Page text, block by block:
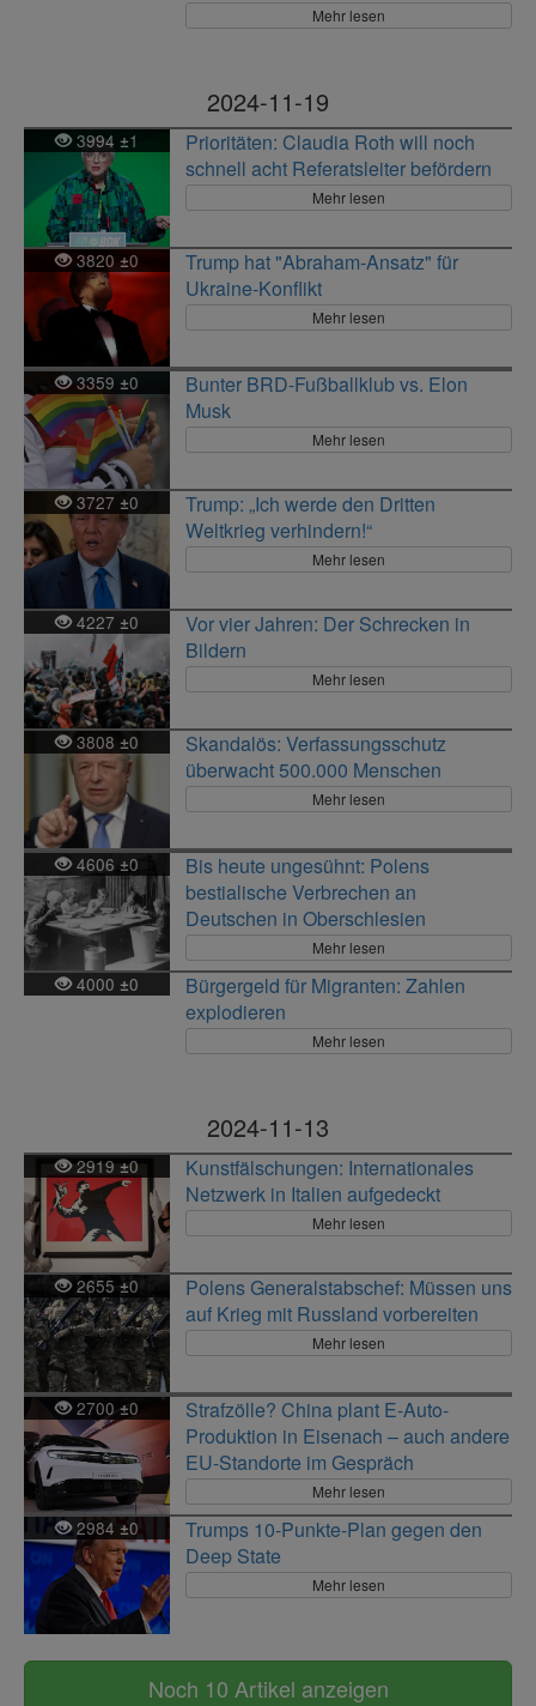
Mehr lesen
2024-11-19
3994 ±1
Prioritäten: Claudia Roth will noch
schnell acht Referatsleiter befördern
Mehr lesen
3820±0
Trump hat "Abraham-Ansatz" für
Ukraine-Konflikt
Mehr lesen
3359 ±0
Bunter BRD-Fußballklub vs. Elon
Musk
Mehr lesen
3727 ±0
Trump: „Ich werde den Dritten
Weltkrieg verhindern!“
Mehr lesen
4227 ±0
Vor vier Jahren: Der Schrecken in
Bildern
Mehr lesen
3808±0
Skandalös: Verfassungsschutz
überwacht 500.000 Menschen
Mehr lesen
4606 ±0
Bis heute ungesühnt: Polens
bestialische Verbrechen an
Deutschen in Oberschlesien
Mehr lesen
4000 ±0
Bürgergeld für Migranten: Zahlen
explodieren
Mehr lesen
2024-11-13
2919±0
Kunstfälschungen: Internationales
Netzwerk in Italien aufgedeckt
Mehr lesen
2655±0
Polens Generalstabschef: Müssen uns
auf Krieg mit Russland vorbereiten
Mehr lesen
2700±0
Strafzölle? China plant E-Auto-
Produktion in Eisenach – auch andere
EU-Standorte im Gespräch
Mehr lesen
2984±0
Trumps 10-Punkte-Plan gegen den
Deep State
Mehr lesen
Noch 10 Artikel anzeigen